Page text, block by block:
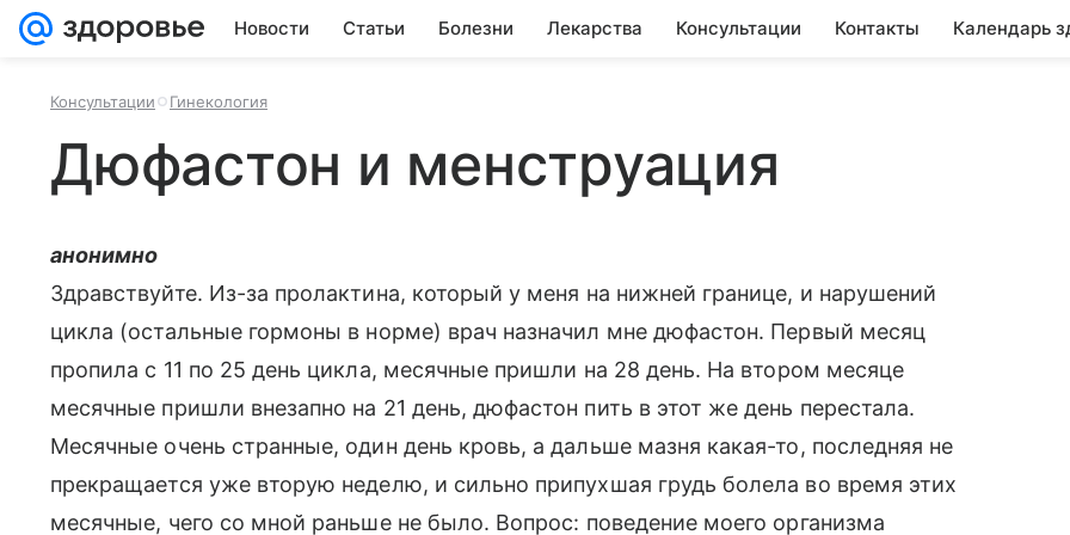
Новости Статьи Болезни Лекарства Консультации Контакты Календарь
Консультации Гинекология
Дюфастон и менструация
анонимно
Здравствуйте. Из-за пролактина, который у меня на нижней границе, и нарушений
цикла (остальные гормоны в норме) врач назначил мне дюфастон. Первый месяц
пропила с 11 по 25 день цикла, месячные пришли на 28 день. На втором месяце
месячные пришли внезапно на 21 день, дюфастон пить в этот же день перестала.
Месячные очень странные, один день кровь, а дальше мазня какая-то, последняя не
прекращается уже вторую неделю, и сильно припухшая грудь болела во время этих
месячные, чего со мной раньше не было. Вопрос: поведение моего организма